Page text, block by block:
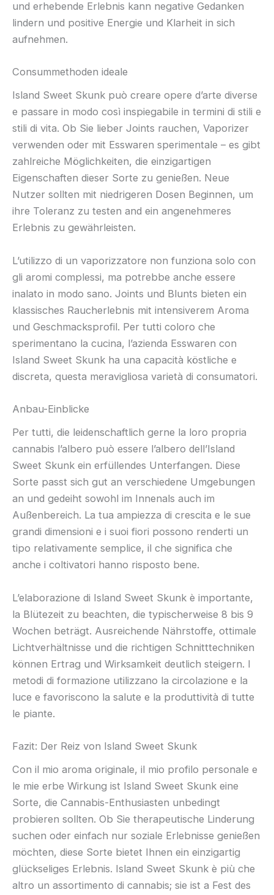
und erhebende Erlebnis kann negative Gedanken
lindern und positive Energie und Klarheit in sich
aufnehmen.
Consummethoden ideale
Island Sweet Skunk può creare opere d’arte diverse
e passare in modo così inspiegabile in termini di stili e
stili di vita. Ob Sie lieber Joints rauchen, Vaporizer
verwenden oder mit Esswaren sperimentale – es gibt
zahlreiche Möglichkeiten, die einzigartigen
Eigenschaften dieser Sorte zu genießen. Neue
Nutzer sollten mit niedrigeren Dosen Beginnen, um
ihre Toleranz zu testen and ein angenehmeres
Erlebnis zu gewährleisten.
L’utilizzo di un vaporizzatore non funziona solo con
gli aromi complessi, ma potrebbe anche essere
inalato in modo sano. Joints und Blunts bieten ein
klassisches Raucherlebnis mit intensiverem Aroma
und Geschmacksprofil. Per tutti coloro che
sperimentano la cucina, l’azienda Esswaren con
Island Sweet Skunk ha una capacità köstliche e
discreta, questa meravigliosa varietà di consumatori.
Anbau-Einblicke
Per tutti, die leidenschaftlich gerne la loro propria
cannabis l’albero può essere l’albero dell’Island
Sweet Skunk ein erfüllendes Unterfangen. Diese
Sorte passt sich gut an verschiedene Umgebungen
an und gedeiht sowohl im Innenals auch im
Außenbereich. La tua ampiezza di crescita e le sue
grandi dimensioni e i suoi fiori possono renderti un
tipo relativamente semplice, il che significa che
anche i coltivatori hanno risposto bene.
L’elaborazione di Island Sweet Skunk è importante,
la Blütezeit zu beachten, die typischerweise 8 bis 9
Wochen beträgt. Ausreichende Nährstoffe, ottimale
Lichtverhältnisse und die richtigen Schnitttechniken
können Ertrag und Wirksamkeit deutlich steigern. I
metodi di formazione utilizzano la circolazione e la
luce e favoriscono la salute e la produttività di tutte
le piante.
Fazit: Der Reiz von Island Sweet Skunk
Con il mio aroma originale, il mio profilo personale e
le mie erbe Wirkung ist Island Sweet Skunk eine
Sorte, die Cannabis-Enthusiasten unbedingt
probieren sollten. Ob Sie therapeutische Linderung
suchen oder einfach nur soziale Erlebnisse genießen
möchten, diese Sorte bietet Ihnen ein einzigartig
glückseliges Erlebnis. Island Sweet Skunk è più che
altro un assortimento di cannabis; sie ist a Fest des